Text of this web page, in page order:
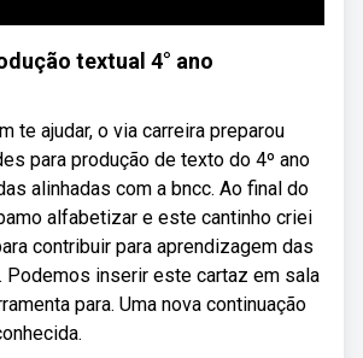
textual 4° ano
te ajudar, o via carreira preparou
para produção de texto do 4º ano
alinhadas com a bncc. Ao final do
alfabetizar e este cantinho criei
contribuir para aprendizagem das
Podemos inserir este cartaz em sala
para. Uma nova continuação